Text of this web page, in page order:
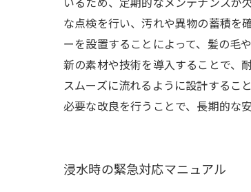
な点検を行い、汚れや異物の蓄積を
ーを設置することによって、髪の毛
新の素材や技術を導入することで、
スムーズに流れるように設計するこ
必要な改良を行うことで、長期的な
浸水時の緊急対応マニュアル